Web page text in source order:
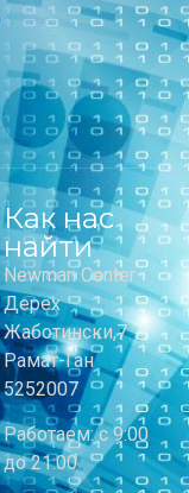
Как нас
найти
Newman Center
Дерех
Жаботински,7
Рамат-Ган
5252007
Работаем: с 9:00
до 21:00